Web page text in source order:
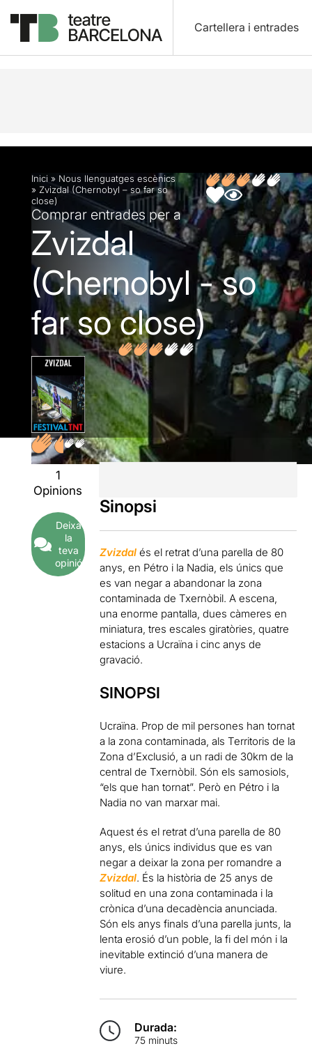
Cartellera i entrades
Descripció Fitxa artística Opinions
Inici » Nous llenguatges escènics
» Zvizdal (Chernobyl – so far so
close)
Comprar entrades per a
Zvizdal
(Chernobyl - so
far so close)
1
Opinions
Deixa
la
teva
opinió
Sinopsi
Zvizdal és el retrat d’una parella de 80
anys, en Pétro i la Nadia, els únics que
es van negar a abandonar la zona
contaminada de Txernòbil. A escena,
una enorme pantalla, dues càmeres en
miniatura, tres escales giratòries, quatre
estacions a Ucraïna i cinc anys de
gravació.
SINOPSI
Ucraïna. Prop de mil persones han tornat
a la zona contaminada, als Territoris de la
Zona d’Exclusió, a un radi de 30km de la
central de Txernòbil. Són els samosiols,
“els que han tornat”. Però en Pétro i la
Nadia no van marxar mai.
Aquest és el retrat d’una parella de 80
anys, els únics individus que es van
negar a deixar la zona per romandre a
Zvizdal. És la història de 25 anys de
solitud en una zona contaminada i la
crònica d’una decadència anunciada.
Són els anys finals d’una parella junts, la
lenta erosió d’un poble, la fi del món i la
inevitable extinció d’una manera de
viure.
Durada:
75 minuts